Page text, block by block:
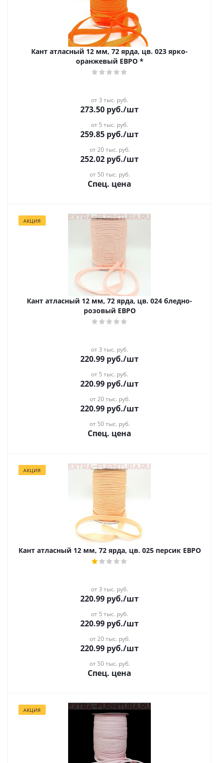
Кант атласный 12 мм, 72 ярда, цв. 023 ярко-
оранжевый ЕВРО *
от 3 тыс. руб.
273.50 руб./шт
от 5 тыс. руб.
259.85 руб./шт
от 20 тыс. руб.
252.02 руб./шт
от 50 тыс. руб.
Спец. цена
АКЦИЯ
Кант атласный 12 мм, 72 ярда, цв. 024 бледно-
розовый ЕВРО
от 3 тыс. руб.
220.99 руб./шт
от 5 тыс. руб.
220.99 руб./шт
от 20 тыс. руб.
220.99 руб./шт
от 50 тыс. руб.
Спец. цена
АКЦИЯ
Кант атласный 12 мм, 72 ярда, цв. 025 персик ЕВРО
от 3 тыс. руб.
220.99 руб./шт
от 5 тыс. руб.
220.99 руб./шт
от 20 тыс. руб.
220.99 руб./шт
от 50 тыс. руб.
Спец. цена
АКЦИЯ